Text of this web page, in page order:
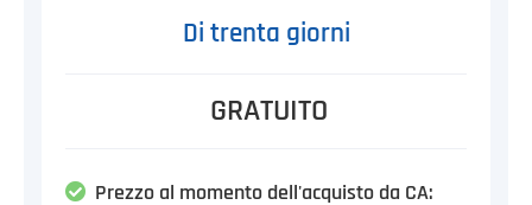
Di trenta giorni
GRATUITO
Prezzo al momento dell'acquisto da CA: